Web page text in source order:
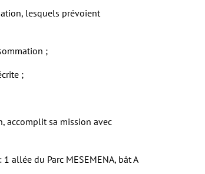
lesquels prévoient
;
;
accomplit sa mission avec
allée du Parc MESEMENA, bât A